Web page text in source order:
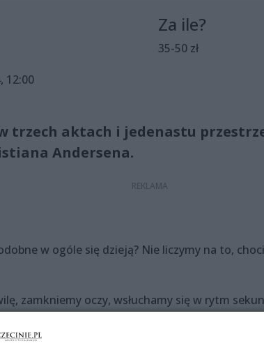
12:00
Za ile?
35-50 zł
trzech aktach i jedenastu
Andersena.
w ogóle się dzieją? Nie liczymy na to,
zamkniemy oczy, wsłuchamy się w rytm
przekazać. Zaprasza nas na wyprawę! Czy
Jaką tajemnicę skrywa? Co jest smakiem,